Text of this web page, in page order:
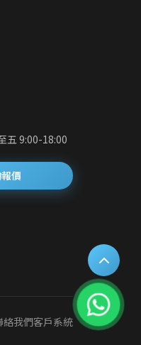
五 9:00-18:00
價
絡我們客戶系統